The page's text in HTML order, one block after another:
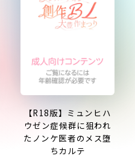
【R18版】ミュンヒハ
ウゼン症候群に狙われ
たノンケ医者のメス堕
ちカルテ